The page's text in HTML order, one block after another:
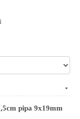
pipa 9x19mm